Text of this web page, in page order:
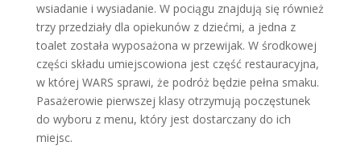
wsiadanie i wysiadanie. W pociągu znajdują się również
trzy przedziały dla opiekunów z dziećmi, a jedna z
toalet została wyposażona w przewijak. W środkowej
części składu umiejscowiona jest część restauracyjna,
w której WARS sprawi, że podróż będzie pełna smaku.
Pasażerowie pierwszej klasy otrzymują poczęstunek
do wyboru z menu, który jest dostarczany do ich
miejsc.